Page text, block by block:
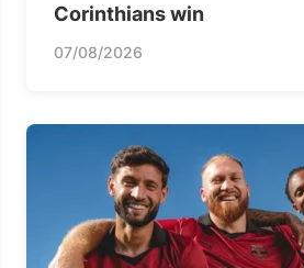
Corinthians win
07/08/2026